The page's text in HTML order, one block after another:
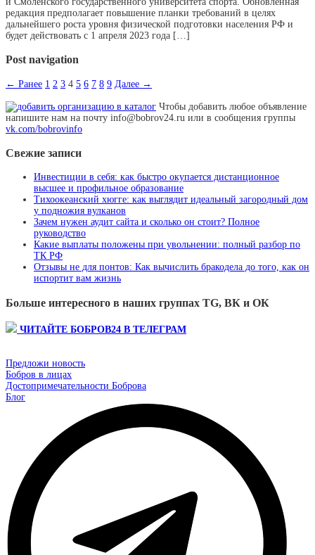
редакция предполагает повышение планки требований в целях
дальнейшего роста уровня физической подготовки населения РФ и
будет действовать с 1 апреля 2023 года […]
Post navigation
← Ранее 1 2 3 4 5 6 7 8 9 Далее →
Чтобы добавить любое объявление
напишите нам на почту info@bobrov24.ru или в сообщения группы
vk.com/bobrovinfo
Свежие записи
Инвестиции в себя: как быстро окупается дистанционное
высшее и профильное образование
Тихоокеанский хюгге: как выглядит идеальный загородный дом
у подножия вулканов
Зачем нужен аудит сайта и сколько он стоит? Полное
руководство
Какие выплаты положены при увольнении: полный разбор по
ТК РФ
Отзывы не для понтов: Как вычислить бракодела до того, как он
испортит вам жизнь
Больше интересного в наших группах TG, ВК и ОК
ЧИТАЙТЕ БОБРОВ24 В ТЕЛЕГРАМ
Предложи новость
Бобров в лицах
Достопримечательности Боброва
Блог